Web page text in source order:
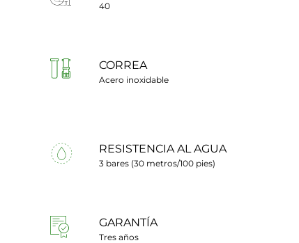
40
CORREA
Acero inoxidable
RESISTENCIA AL AGUA
3 bares (30 metros/100 pies)
GARANTÍA
Tres años